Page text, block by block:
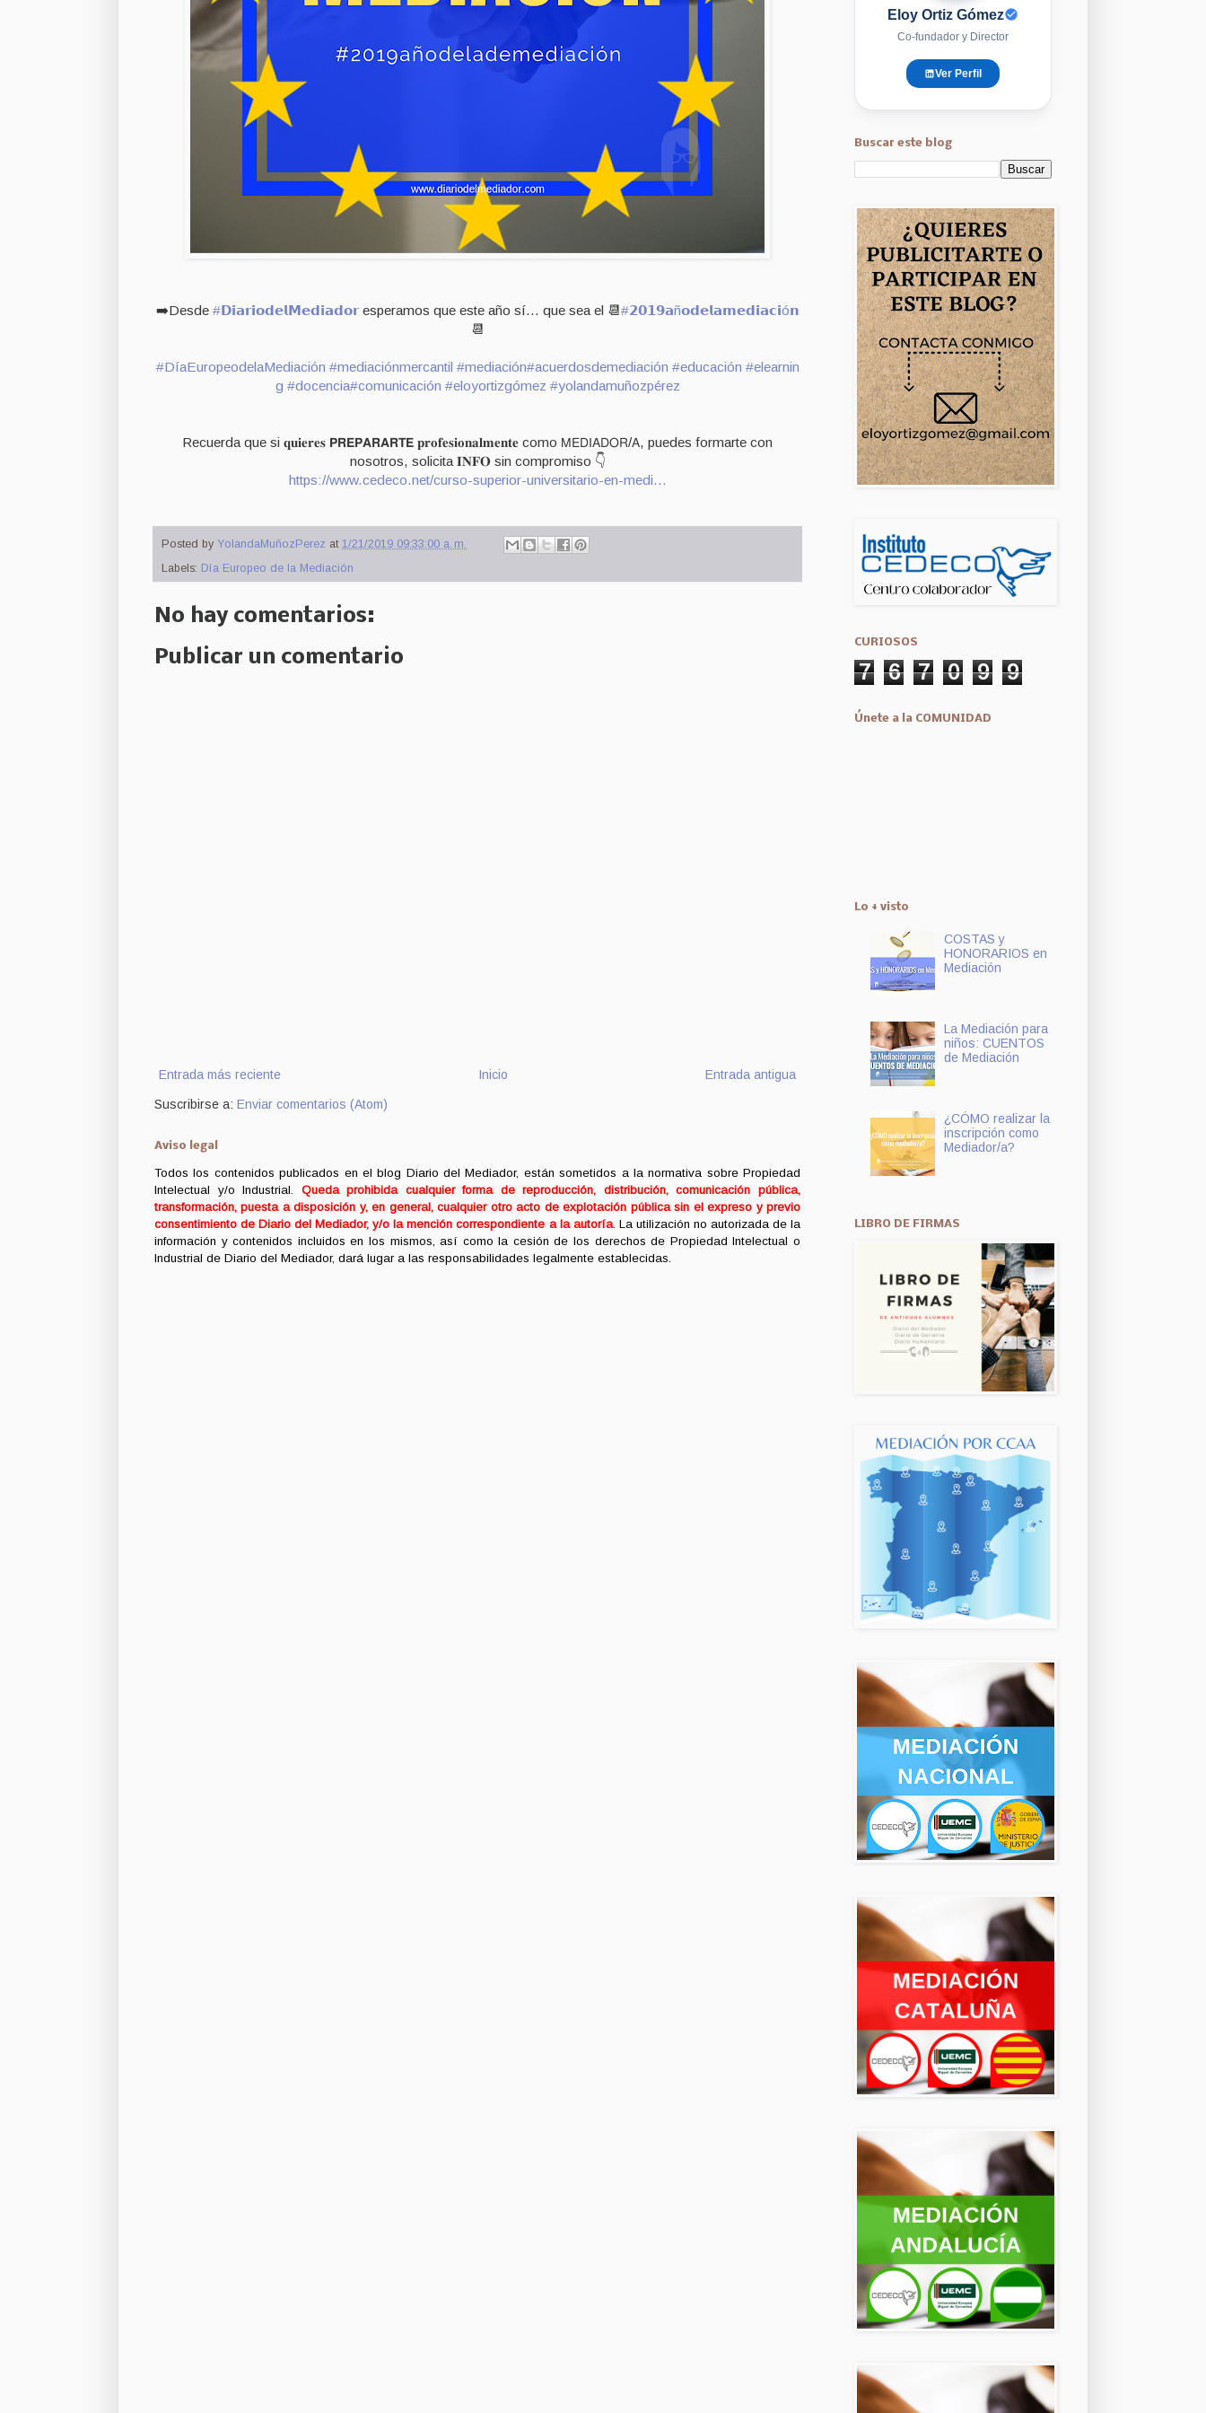
➡️Desde #𝗗𝗶𝗮𝗿𝗶𝗼𝗱𝗲𝗹𝗠𝗲𝗱𝗶𝗮𝗱𝗼𝗿esperamos que este año sí... que sea el 📆#𝟮𝟬𝟭𝟵𝗮ñ𝗼𝗱𝗲𝗹𝗮𝗺𝗲𝗱𝗶𝗮𝗰𝗶ó𝗻
📆
#DíaEuropeodelaMediación #mediaciónmercantil #mediación#acuerdosdemediación #educación #elearnin
g #docencia#comunicación #eloyortizgómez #yolandamuñozpérez
Recuerda que si 𝐪𝐮𝐢𝐞𝐫𝐞𝐬 𝗣𝗥𝗘𝗣𝗔𝗥𝗔𝗥𝗧𝗘 𝐩𝐫𝐨𝐟𝐞𝐬𝐢𝐨𝐧𝐚𝐥𝐦𝐞𝐧𝐭𝐞 como 𝖬𝖤𝖣𝖨𝖠𝖣𝖮𝖱/𝖠, puedes formarte con
nosotros, solicita 𝐈𝐍𝐅𝐎 sin compromiso 👇
https://www.cedeco.net/curso-superior-universitario-en-medi…
Posted by YolandaMuñozPerez at 1/21/2019 09:33:00 a. m.
Labels: Día Europeo de la Mediación
No hay comentarios:
Publicar un comentario
Entrada más reciente Entrada antigua
Inicio
Suscribirse a: Enviar comentarios (Atom)
Aviso legal
Todos los contenidos publicados en el blog Diario del Mediador, están sometidos a la normativa sobre Propiedad
Intelectual y/o Industrial. Queda prohibida cualquier forma de reproducción, distribución, comunicación pública,
transformación, puesta a disposición y, en general, cualquier otro acto de explotación pública sin el expreso y previo
consentimiento de Diario del Mediador, y/o la mención correspondiente a la autoría. La utilización no autorizada de la
información y contenidos incluidos en los mismos, así como la cesión de los derechos de Propiedad Intelectual o
Industrial de Diario del Mediador, dará lugar a las responsabilidades legalmente establecidas.
Eloy Ortiz Gómez
Co-fundador y Director
Ver Perfil
Buscar este blog
CURIOSOS
7 6 7 0 9 9
Únete a la COMUNIDAD
Lo + visto
COSTAS y
HONORARIOS en
Mediación
La Mediación para
niños: CUENTOS
de Mediación
¿CÓMO realizar la
inscripción como
Mediador/a?
LIBRO DE FIRMAS